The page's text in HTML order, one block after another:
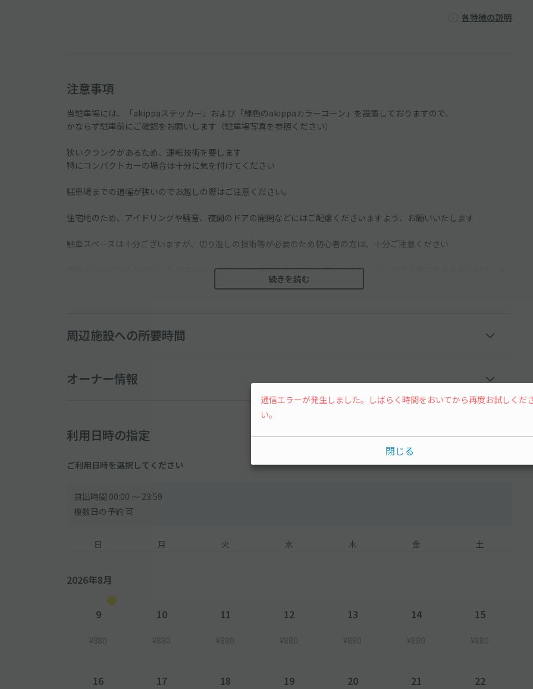
各特徴の説明
注意事項
当駐車場には、「akippaステッカー」および「緑色のakippaカラーコーン」を設置しておりますので、
かならず駐車前にご確認をお願いします（駐車場写真を参照ください）
狭いクランクがあるため、運転技術を要します
特にコンパクトカーの場合は十分に気を付けてください
駐車場までの道幅が狭いのでお越しの際はご注意ください。
住宅地のため、アイドリングや騒音、夜間のドアの開閉などにはご配慮くださいますよう、お願いいたします
駐車スペースは十分ございますが、切り返しの技術等が必要のため初心者の方は、十分ご注意ください
夜暗くなってからお帰りになる場合は、あらかじめ帰路の進行方向が前にくる様、バックで入庫される事をお勧めしま
続きを読む
周辺施設への所要時間
オーナー情報
利用日時の指定
ご利用日時を選択してください
貸出時間 00:00 〜 23:59
複数日の予約 可
日 月 火 水 木 金 土
2026年8月
9
¥880
10
¥880
11
¥880
12
¥880
13
¥880
14
¥880
15
¥880
16 17 18 19 20 21 22
通信エラーが発生しました。しばらく時間をおいてから再度お試しくだ
い。
閉じる